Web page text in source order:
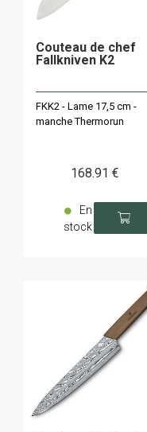
Couteau de chef
Fallkniven K2
FKK2 - Lame 17,5 cm -
manche Thermorun
168.91 €
En
stock